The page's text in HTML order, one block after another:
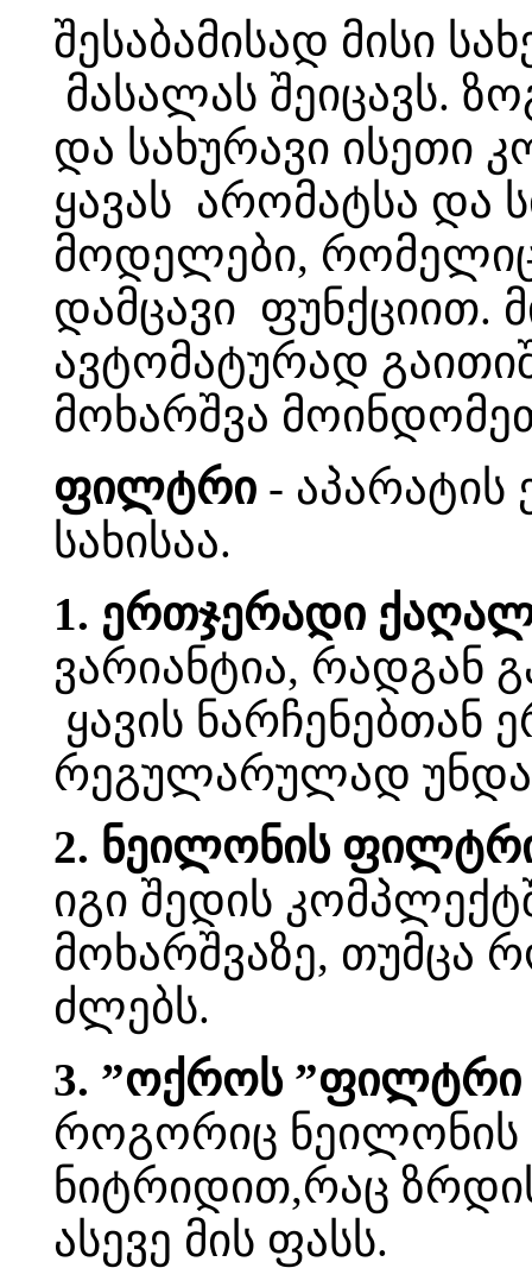
შესაბამისად მისი
მასალას შეიცავს.
და სახურავი ისეთი
ყავას არომატსა და
მოდელები, რომელიც
დამცავი ფუნქციით.
ავტომატურად
მოხარშვა
ფილტრი -
სახისაა.
1. ერთჯერადი
ვარიანტია, რადგან
ყავის ნარჩენებთან
რეგულარულად
2. ნეილონის
იგი შედის
მოხარშვაზე, თუმცა
ძლებს.
3. ”ოქროს ”ფილტრი
როგორიც
ნიტრიდით,რაც
ასევე მის ფასს.